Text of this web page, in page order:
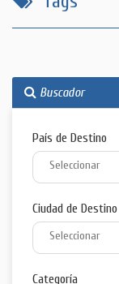
Buscador
País de Destino
Ciudad de Destino
Categoría